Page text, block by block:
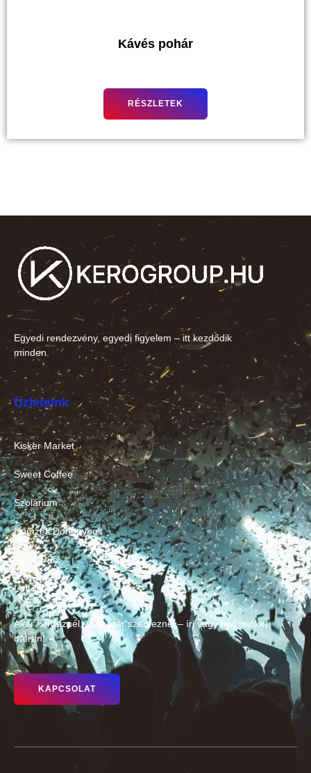
Kávés pohár
RÉSZLETEK
Egyedi rendezvény, egyedi figyelem – itt kezdődik
minden.
Üzleteink
Kisker Market
Sweet Coffee
Szolárium
Nemzeti Dohánybolt
Retro Pub
Lottózó
Akár kérdeznél, akár már szerveznél – írj vagy hívj minket
bátran!
KAPCSOLAT